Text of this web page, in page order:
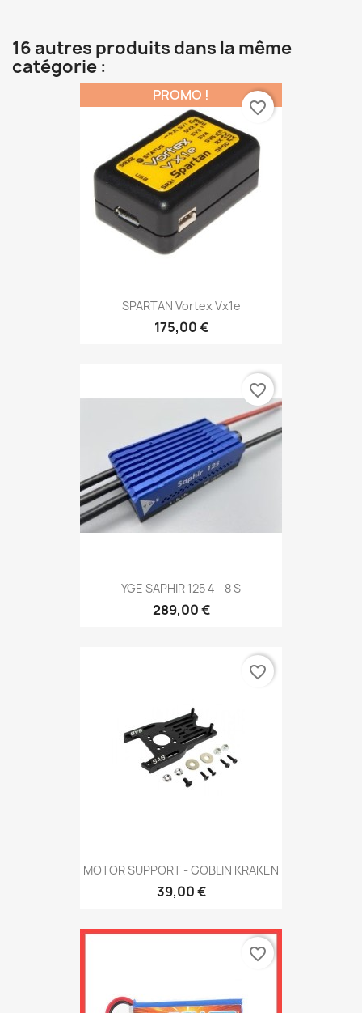
16 autres produits dans la même
catégorie :
SPARTAN Vortex Vx1e
175,00 €
PROMO !
favorite_border
YGE SAPHIR 125 4 - 8 S
289,00 €
favorite_border
MOTOR SUPPORT - GOBLIN KRAKEN
39,00 €
favorite_border
favorite_border